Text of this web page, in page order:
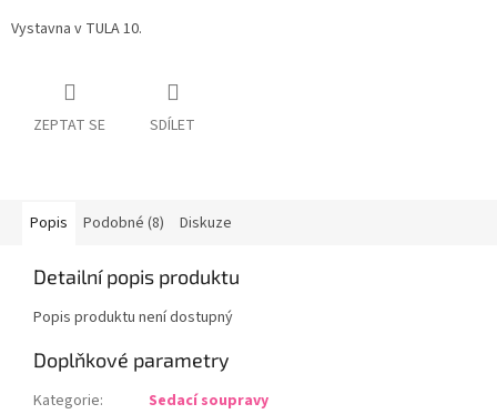
Vystavna v TULA 10.
ZEPTAT SE SDÍLET
Popis Podobné (8) Diskuze
Detailní popis produktu
Popis produktu není dostupný
Doplňkové parametry
Kategorie:
Sedací soupravy